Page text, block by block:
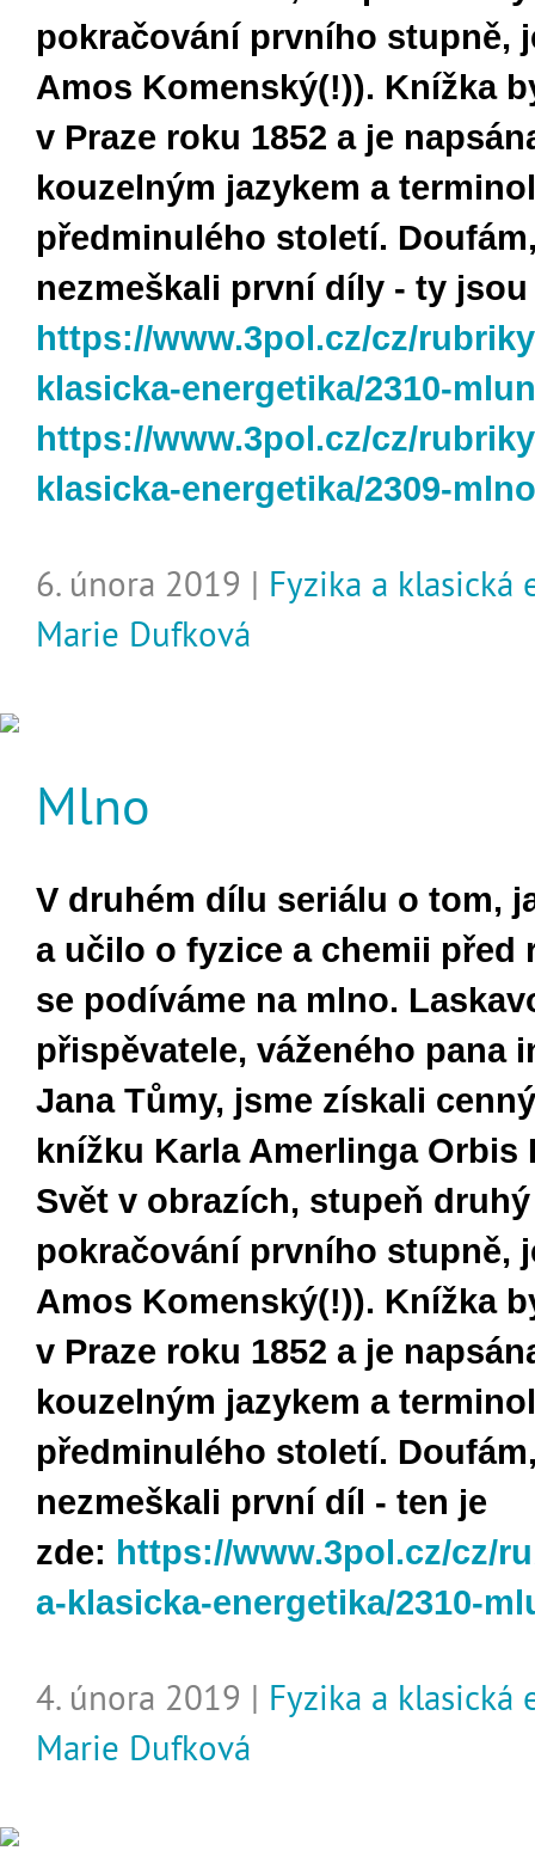
pokračování prvního stupně,
Amos Komenský(!)). Knížka
v Praze roku 1852 a je
kouzelným jazykem a
předminulého století.
nezmeškali první díly - ty jsou
https://www.3pol.cz/cz/
klasicka-energetika/2310-
https://www.3pol.cz/cz/
klasicka-energetika/2309-mlno
6. února 2019 | Fyzika a
Marie Dufková
Mlno
V druhém dílu seriálu o tom,
a učilo o fyzice a chemii před
se podíváme na mlno.
přispěvatele, váženého pana
Jana Tůmy, jsme získali
knížku Karla Amerlinga Orbis
Svět v obrazích, stupeň
pokračování prvního stupně,
Amos Komenský(!)). Knížka
v Praze roku 1852 a je
kouzelným jazykem a
předminulého století.
nezmeškali první díl - ten je
zde: https://www.3pol.cz/cz/
a-klasicka-energetika/2310-
4. února 2019 | Fyzika a
Marie Dufková